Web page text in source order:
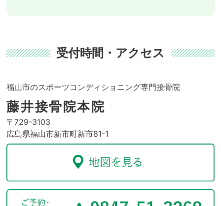
受付時間・アクセス
福山市のスポーツコンディショニング専門接骨院
藤井接骨院本院
〒729-3103
広島県福山市新市町新市81-1